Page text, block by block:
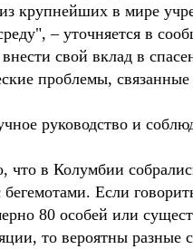
крупнейших в мире
– уточняется в
свой вклад в
проблемы,
руководство и
что в Колумбии
Если
80 особей или
то вероятны разные